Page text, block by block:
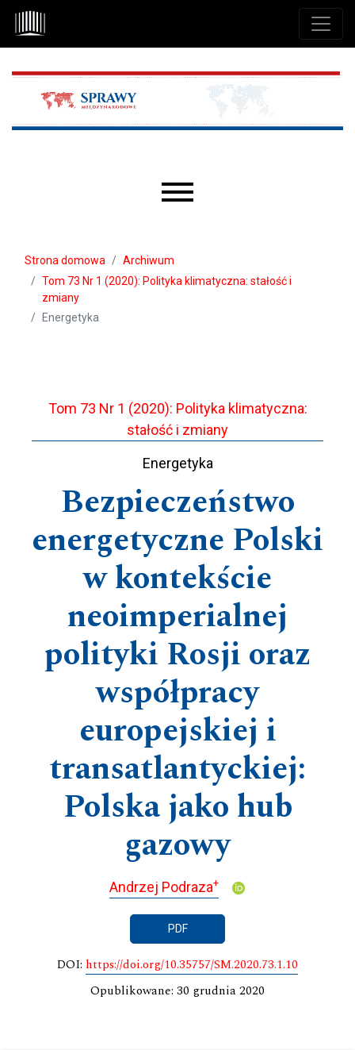
Przejdź do głównego menu
Przejdź do sekcji głównej
Przejdź do stopki
Strona domowa
Archiwum
Tom 73 Nr 1 (2020): Polityka klimatyczna: stałość i
zmiany
Energetyka
Tom 73 Nr 1 (2020): Polityka klimatyczna:
stałość i zmiany
Energetyka
Bezpieczeństwo
energetyczne Polski
w kontekście
neoimperialnej
polityki Rosji oraz
współpracy
europejskiej i
transatlantyckiej:
Polska jako hub
gazowy
Andrzej Podraza+
PDF
DOI: https://doi.org/10.35757/SM.2020.73.1.10
Opublikowane: 30 grudnia 2020